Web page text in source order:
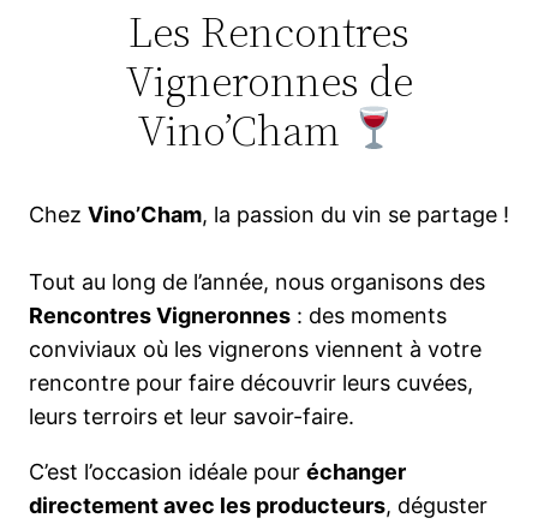
Les Rencontres
Vigneronnes de
Vino’Cham
Chez Vino’Cham, la passion du vin se partage !
Tout au long de l’année, nous organisons des
Rencontres Vigneronnes : des moments
conviviaux où les vignerons viennent à votre
rencontre pour faire découvrir leurs cuvées,
leurs terroirs et leur savoir-faire.
C’est l’occasion idéale pour échanger
directement avec les producteurs, déguster